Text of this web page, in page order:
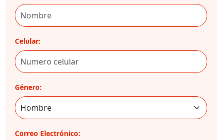
Celular:
Género:
Correo Electrónico: